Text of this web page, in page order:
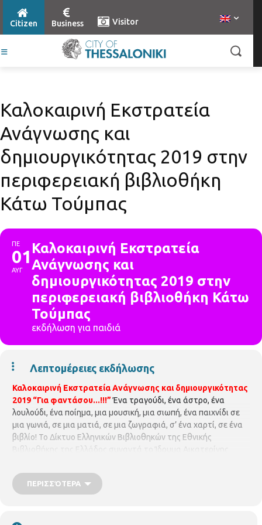
Citizen Business Visitor
Καλοκαιρινή Εκστρατεία
Ανάγνωσης και
δημιουργικότητας 2019 στην
περιφερειακή βιβλιοθήκη
Κάτω Τούμπας
ΠΕ
01
ΑΥΓ
Καλοκαιρινή Εκστρατεία
Ανάγνωσης και
δημιουργικότητας 2019 στην
περιφερειακή βιβλιοθήκη Κάτω
Τούμπας
εκδήλωση για παιδιά
Λεπτομέρειες εκδήλωσης
Καλοκαιρινή Εκστρατεία Ανάγνωσης και δημιουργικότητας
2019 “Για φαντάσου...!!!”Ένα τραγούδι, ένα άστρο, ένα
λουλούδι, ένα ποίημα, μια μουσική, μια σιωπή, ένα παιχνίδι σε
μια γωνιά, σε μια ματιά, σε μια ζωγραφιά, σ’ ένα χαρτί, σε ένα
βιβλίο! Το Δίκτυο Ελληνικών Βιβλιοθηκών της Εθνικής
Βιβλιοθήκης της Ελλάδος συναντά το Ίδρυμα Αικατερίνης
Δημιουργικότητας 2019 ξεκινά την 1η Ιουλίου και
ολοκληρώνεται στις 7 Σεπτεμβρίου. Μέσα από καινοτόμες
ΠΕΡΙΣΣΌΤΕΡΑ